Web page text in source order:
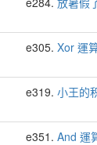
e305. Xor 運
e319. 小王的
e351. And 運